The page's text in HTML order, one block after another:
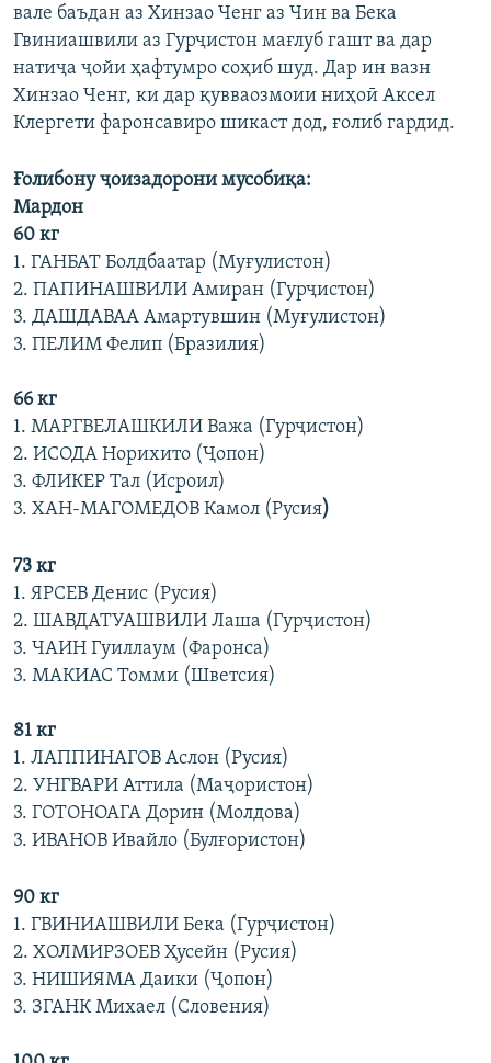
вале баъдан аз Хинзао Ченг аз Чин ва Бека
Гвиниашвили аз Гурҷистон мағлуб гашт ва дар
натиҷа ҷойи ҳафтумро соҳиб шуд. Дар ин вазн
Хинзао Ченг, ки дар қувваозмоии ниҳоӣ Аксел
Клергети фаронсавиро шикаст дод, ғолиб гардид.
Ғолибону ҷоизадорони мусобиқа:
Мардон
60 кг
1. ГАНБАТ Болдбаатар (Муғулистон)
2. ПАПИНАШВИЛИ Амиран (Гурҷистон)
3. ДАШДАВАА Амартувшин (Муғулистон)
3. ПЕЛИМ Фелип (Бразилия)
66 кг
1. МАРГВЕЛАШКИЛИ Важа (Гурҷистон)
2. ИСОДА Норихито (Ҷопон)
3. ФЛИКЕР Тал (Исроил)
3. ХАН-МАГОМЕДОВ Камол (Русия)
73 кг
1. ЯРСЕВ Денис (Русия)
2. ШАВДАТУАШВИЛИ Лаша (Гурҷистон)
3. ЧАИН Гуиллаум (Фаронса)
3. МАКИАС Томми (Шветсия)
81 кг
1. ЛАППИНАГОВ Аслон (Русия)
2. УНГВАРИ Аттила (Маҷористон)
3. ГОТОНОАГА Дорин (Молдова)
3. ИВАНОВ Ивайло (Булғористон)
90 кг
1. ГВИНИАШВИЛИ Бека (Гурҷистон)
2. ХОЛМИРЗОЕВ Ҳусейн (Русия)
3. НИШИЯМА Даики (Ҷопон)
3. ЗГАНК Михаел (Словения)